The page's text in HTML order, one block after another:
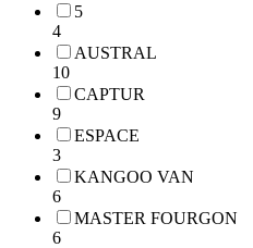
5
4
AUSTRAL
10
CAPTUR
9
ESPACE
3
KANGOO VAN
6
MASTER FOURGON
6